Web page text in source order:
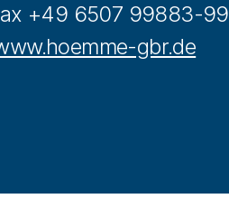
+49 6507 99883-99
gbr.de